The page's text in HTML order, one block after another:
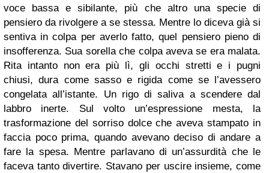
voce bassa e sibilante, più che altro una specie di
pensiero da rivolgere a se stessa. Mentre lo diceva già si
sentiva in colpa per averlo fatto, quel pensiero pieno di
insofferenza. Sua sorella che colpa aveva se era malata.
Rita intanto non era più lì, gli occhi stretti e i pugni
chiusi, dura come sasso e rigida come se l’avessero
congelata all’istante. Un rigo di saliva a scendere dal
labbro inerte. Sul volto un’espressione mesta, la
trasformazione del sorriso dolce che aveva stampato in
faccia poco prima, quando avevano deciso di andare a
fare la spesa. Mentre parlavano di un’assurdità che le
faceva tanto divertire. Stavano per uscire insieme, come